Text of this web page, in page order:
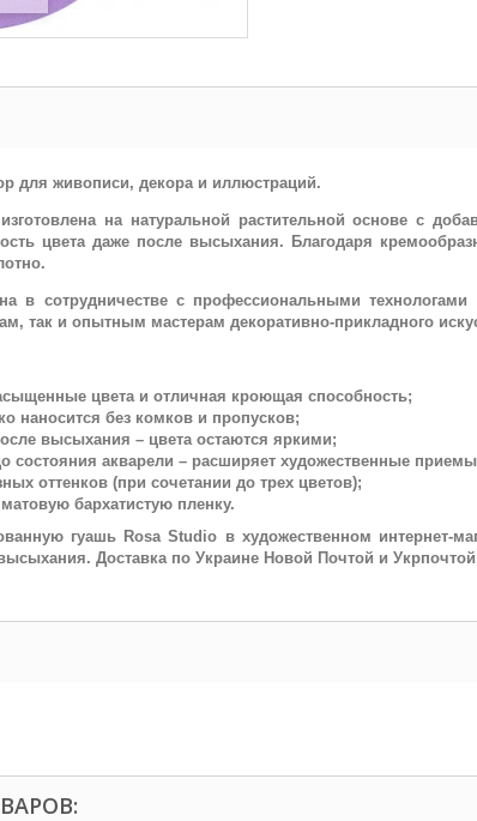
для живописи, декора и иллюстраций.
на натуральной растительной основе с
цвета даже после высыхания. Благодаря
в сотрудничестве с профессиональными
так и опытным мастерам декоративно-прикладного
цвета и отличная кроющая способность;
наносится без комков и пропусков;
высыхания – цвета остаются яркими;
состояния акварели – расширяет художественные
оттенков (при сочетании до трех цветов);
бархатистую пленку.
гуашь Rosa Studio в художественном интернет-
Доставка по Украине Новой Почтой и